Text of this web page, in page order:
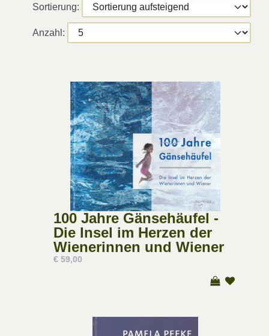
Sortierung:
Anzahl:
100 Jahre Gänsehäufel -
Die Insel im Herzen der
Wienerinnen und Wiener
€ 59,00